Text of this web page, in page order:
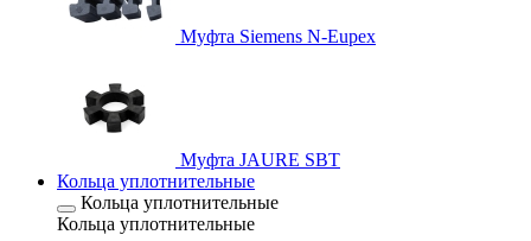
Муфта Siemens N-Eupex
Муфта JAURE SBT
Кольца уплотнительные
Кольца уплотнительные
Кольца уплотнительные